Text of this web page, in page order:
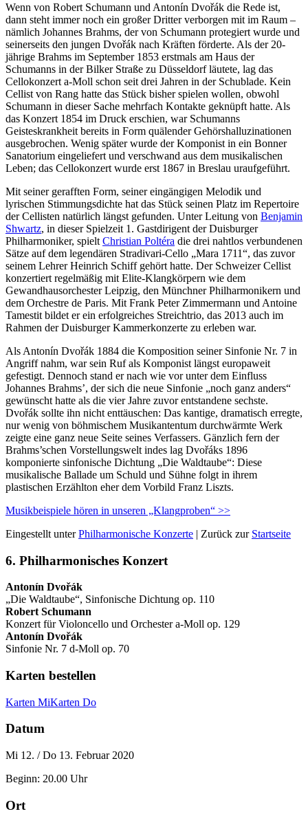
Wenn von Robert Schumann und Antonín Dvořák die Rede ist,
dann steht immer noch ein großer Dritter verborgen mit im Raum –
nämlich Johannes Brahms, der von Schumann protegiert wurde und
seinerseits den jungen Dvořák nach Kräften förderte. Als der 20-
jährige Brahms im September 1853 erstmals am Haus der
Schumanns in der Bilker Straße zu Düsseldorf läutete, lag das
Cellokonzert a-Moll schon seit drei Jahren in der Schublade. Kein
Cellist von Rang hatte das Stück bisher spielen wollen, obwohl
Schumann in dieser Sache mehrfach Kontakte geknüpft hatte. Als
das Konzert 1854 im Druck erschien, war Schumanns
Geisteskrankheit bereits in Form quälender Gehörshalluzinationen
ausgebrochen. Wenig später wurde der Komponist in ein Bonner
Sanatorium eingeliefert und verschwand aus dem musikalischen
Leben; das Cellokonzert wurde erst 1867 in Breslau uraufgeführt.
Mit seiner gerafften Form, seiner eingängigen Melodik und
lyrischen Stimmungsdichte hat das Stück seinen Platz im Repertoire
der Cellisten natürlich längst gefunden. Unter Leitung von Benjamin
Shwartz, in dieser Spielzeit 1. Gastdirigent der Duisburger
Philharmoniker, spielt Christian Poltéra die drei nahtlos verbundenen
Sätze auf dem legendären Stradivari-Cello „Mara 1711“, das zuvor
seinem Lehrer Heinrich Schiff gehört hatte. Der Schweizer Cellist
konzertiert regelmäßig mit Elite-Klangkörpern wie dem
Gewandhaus­orchester Leipzig, den Münchner Philharmonikern und
dem Orchestre de Paris. Mit Frank Peter Zimmermann und Antoine
Tamestit bildet er ein erfolgreiches Streichtrio, das 2013 auch im
Rahmen der Duisburger Kammer­konzerte zu erleben war.
Als Antonín Dvořák 1884 die Komposition seiner Sinfonie Nr. 7 in
Angriff nahm, war sein Ruf als Komponist längst europaweit
gefestigt. Dennoch stand er nach wie vor unter dem Einfluss
Johannes Brahms’, der sich die neue Sinfonie „noch ganz anders“
gewünscht hatte als die vier Jahre zuvor entstandene sechste.
Dvořák sollte ihn nicht enttäuschen: Das kantige, dramatisch erregte,
nur wenig von böhmischem Musikanten­tum durchwärmte Werk
zeigte eine ganz neue Seite seines Verfassers. Gänzlich fern der
Brahms’schen Vorstellungswelt indes lag Dvořáks 1896
komponierte sinfonische Dichtung „Die Waldtaube“: Diese
musikalische Ballade um Schuld und Sühne folgt in ihrem
plastischen Erzählton eher dem Vorbild Franz Liszts.
Musikbeispiele hören in unseren „Klangproben“ >>
Eingestellt unterPhilharmonische Konzerte | Zurück zur Startseite
6. Philharmonisches Konzert
Antonín Dvořák
„Die Waldtaube“, Sinfonische Dichtung op. 110
Robert Schumann
Konzert für Violoncello und Orchester a-Moll op. 129
Antonín Dvořák
Sinfonie Nr. 7 d-Moll op. 70
Karten bestellen
Karten MiKarten Do
Datum
Mi 12. / Do 13. Februar 2020
Beginn: 20.00 Uhr
Ort